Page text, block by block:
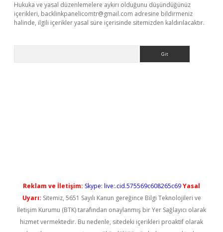
Hukuka ve yasal düzenlemelere aykırı olduğunu düşündüğünüz
içerikleri, backlinkpanelicomtr@gmail.com adresine bildirmeniz
halinde, ilgili içerikler yasal süre içerisinde sitemizden kaldırılacaktır.
Reklam ve İletişim: Skype: live:.cid.575569c608265c69Yasal
Uyarı: Sitemiz, 5651 Sayılı Kanun gereğince Bilgi Teknolojileri ve
İletişim Kurumu (BTK) tarafından onaylanmış bir Yer Sağlayıcı olarak
hizmet vermektedir. Bu nedenle, sitedeki içerikleri proaktif olarak